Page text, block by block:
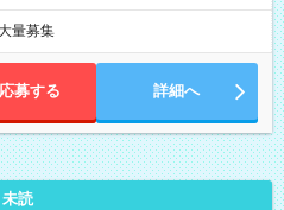
量募集
応募する 詳細へ
未読